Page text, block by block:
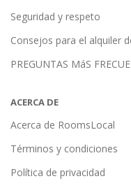
Seguridad y respeto
Consejos para el alquiler
PREGUNTAS MáS
ACERCA DE
Acerca de RoomsLocal
Términos y condiciones
Política de privacidad